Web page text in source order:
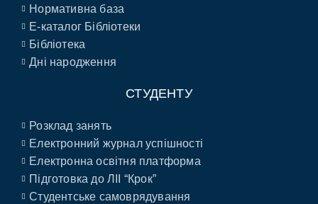
Нормативна база
E-каталог Бібліотеки
Бібліотека
Дні народження
СТУДЕНТУ
Розклад занять
Електронний журнал успішності
Електронна освітня платформа
Підготовка до ЛІІ “Крок”
Студентське самоврядування